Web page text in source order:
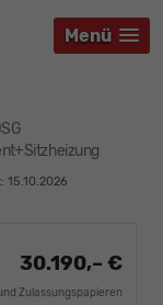
Menü
Menü
Menü
15.10.2026
30.190,– €
Zulassungspapieren